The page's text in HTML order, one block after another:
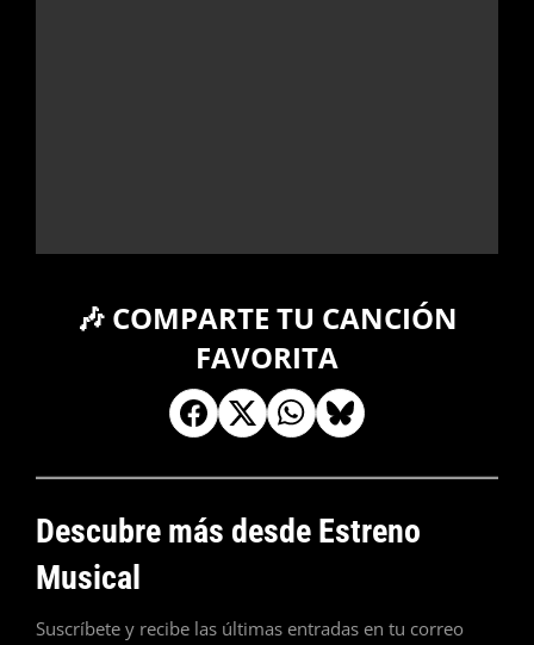
🎶 COMPARTE TU CANCIÓN
FAVORITA
Descubre más desde Estreno
Musical
Suscríbete y recibe las últimas entradas en tu correo